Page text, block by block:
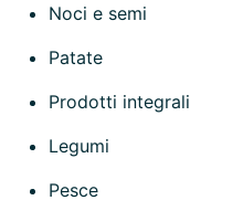
Noci e semi
Patate
Prodotti integrali
Legumi
Pesce